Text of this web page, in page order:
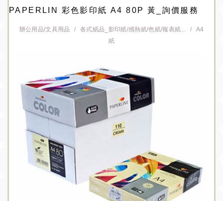
PAPERLIN 彩色影印紙 A4 80P 黃_詢價服務
辦公用品/文具用品 各式紙品_影印紙/感熱紙/色紙/報表紙...
A4
紙